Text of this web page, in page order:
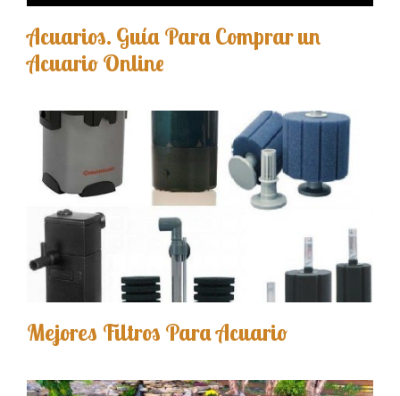
Acuarios. Guía Para Comprar un
Acuario Online
Mejores Filtros Para Acuario